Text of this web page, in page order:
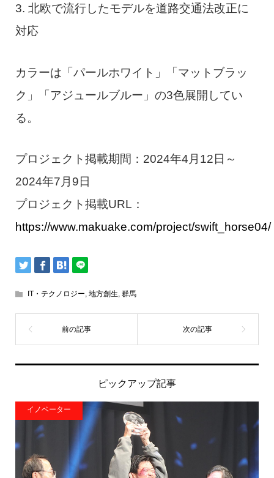
3. 北欧で流行したモデルを道路交通法改正に
対応
カラーは「パールホワイト」「マットブラッ
ク」「アジュールブルー」の3色展開してい
る。
プロジェクト掲載期間：2024年4月12日～
2024年7月9日
プロジェクト掲載URL：
https://www.makuake.com/project/swift_horse04/
IT・テクノロジー 地方創生 群馬
ピックアップ記事
イノベーター